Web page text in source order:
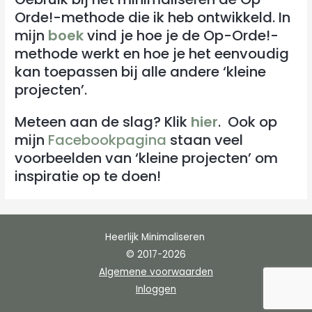
Orde!-methode die ik heb ontwikkeld. In
mijn boekvind je hoe je de Op-Orde!-
methode werkt en hoe je het eenvoudig
kan toepassen bij alle andere ‘kleine
projecten’.
Meteen aan de slag? Klik hier. Ook op
mijn Facebookpagina staan veel
voorbeelden van ‘kleine projecten’ om
inspiratie op te doen!
Heerlijk Minimaliseren
© 2017-2026
Algemene voorwaarden
Inloggen